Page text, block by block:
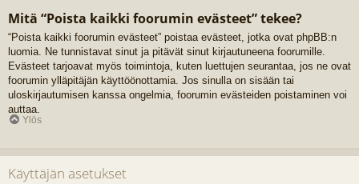
Mitä “Poista kaikki foorumin evästeet” tekee?
“Poista kaikki foorumin evästeet” poistaa evästeet, jotka ovat phpBB:n
luomia. Ne tunnistavat sinut ja pitävät sinut kirjautuneena foorumille.
Evästeet tarjoavat myös toimintoja, kuten luettujen seurantaa, jos ne ovat
foorumin ylläpitäjän käyttöönottamia. Jos sinulla on sisään tai
uloskirjautumisen kanssa ongelmia, foorumin evästeiden poistaminen voi
auttaa.
Ylös
Käyttäjän asetukset